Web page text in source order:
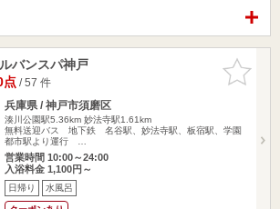
お気に入
りに追加
バンスパ神戸
点/ 57 件
兵庫県 / 神戸市須磨区
湊川公園駅5.36km 妙法寺駅1.61km
無料送迎バス 地下鉄 名谷駅、妙法寺駅、板宿駅、学園
都市駅より運行 …
営業時間 10:00～24:00
入浴料金 1,100円～
日帰り 水風呂